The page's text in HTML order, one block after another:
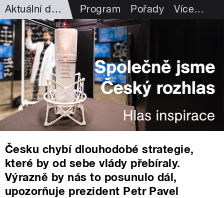
Aktuální dění Program Pořady Více…
Česku chybí dlouhodobé strategie,
které by od sebe vlády přebíraly.
Výrazně by nás to posunulo dál,
upozorňuje prezident Petr Pavel